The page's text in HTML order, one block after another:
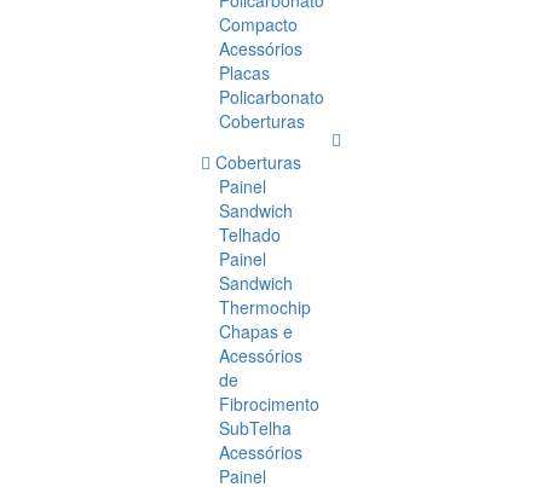
Compacto
Acessórios
Placas
Policarbonato
Coberturas
Coberturas
Painel
Sandwich
Telhado
Painel
Sandwich
Thermochip
Chapas e
Acessórios
de
Fibrocimento
SubTelha
Acessórios
Painel